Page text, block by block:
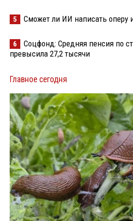
5 Сможет ли ИИ написать оперу
6
Соцфонд: Средняя пенсия по
превысила 27,2 тысячи
Главное сегодня